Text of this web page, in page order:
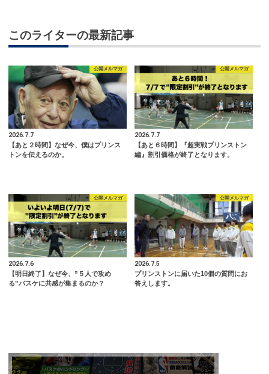
このライターの最新記事
公開メルマガ
2026.7.7
【あと２時間】なぜ今、僕はプリンス
トンを伝えるのか。
公開メルマガ
2026.7.7
【あと６時間】『超実戦プリンストン
編』割引価格が終了となります。
公開メルマガ
2026.7.6
【明日終了】なぜ今、”５人で攻め
る”バスケに共感が集まるのか？
公開メルマガ
2026.7.5
プリンストンに届いた10個の質問にお
答えします。